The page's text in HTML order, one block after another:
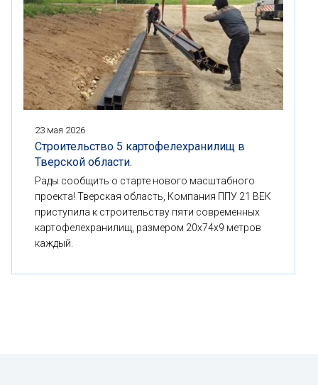
23 мая 2026
Строительство 5 картофелехранилищ в
Тверской области.
Рады сообщить о старте нового масштабного
проекта! Тверская область, Компания ППУ 21 ВЕК
приступила к строительству пяти современных
картофелехранилищ, размером 20x74x9 метров
каждый.